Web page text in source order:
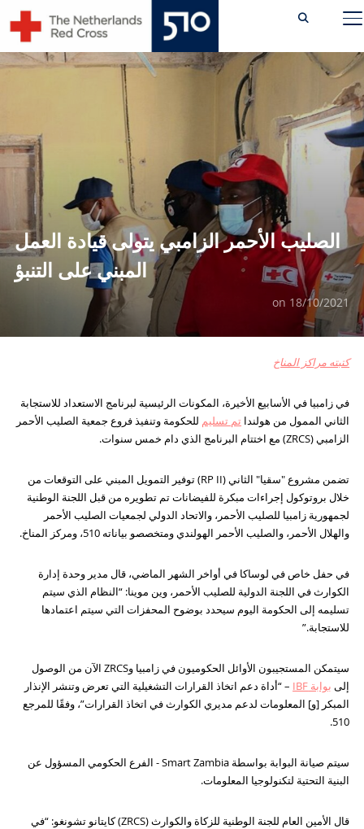
Skip
to
TOGGLE SIDEBAR & NAVIGATION
الصليب الأحمر الزامبي يتولى قيادة العمل
المبني على التنبؤ
on 18/10/2021
كتبته مراكز المناخ
في زامبيا في الأسابيع الأخيرة، المكونات الرئيسية لبرنامج الاستعداد للاستجابة
الثاني الممول من هولندا تم تسليم للحكومة وتنفيذ فروع جمعية الصليب الأحمر
الزامبي (ZRCS) مع اختتام البرنامج الذي دام خمس سنوات.
تضمن مشروع "سقيا" الثاني (RP II) توفير التمويل المبني على التوقعات من
خلال بروتوكول إجراءات مبكرة للفيضانات تم تطويره من قبل اللجنة الوطنية
لجمهورية زامبيا للصليب الأحمر، والاتحاد الدولي لجمعيات الصليب الأحمر
والهلال الأحمر، والصليب الأحمر الهولندي ومتخصصو بياناته 510، ومركز المناخ.
في حفل خاص في لوساكا في أواخر الشهر الماضي، قال مدير وحدة إدارة
الكوارث في اللجنة الدولية للصليب الأحمر، وين موينا: “النظام الذي سيتم
تسليمه إلى الحكومة اليوم سيحدد بوضوح المحفزات التي سيتم اعتمادها
للاستجابة.”
سيتمكن المستجيبون الأوائل الحكوميون في زامبيا وZRCS الآن من الوصول
إلى بوابة IBF
– “أداة دعم اتخاذ القرارات التشغيلية التي تعرض وتنشر الإنذار
المبكر [و] المعلومات لدعم مديري الكوارث في اتخاذ القرارات”، وفقًا للمرجع
510.
سيتم صيانة البوابة بواسطة Smart Zambia - الفرع الحكومي المسؤول عن
البنية التحتية لتكنولوجيا المعلومات.
قال الأمين العام للجنة الوطنية للزكاة والكوارث (ZRCS) كايتانو تشونغو: “في